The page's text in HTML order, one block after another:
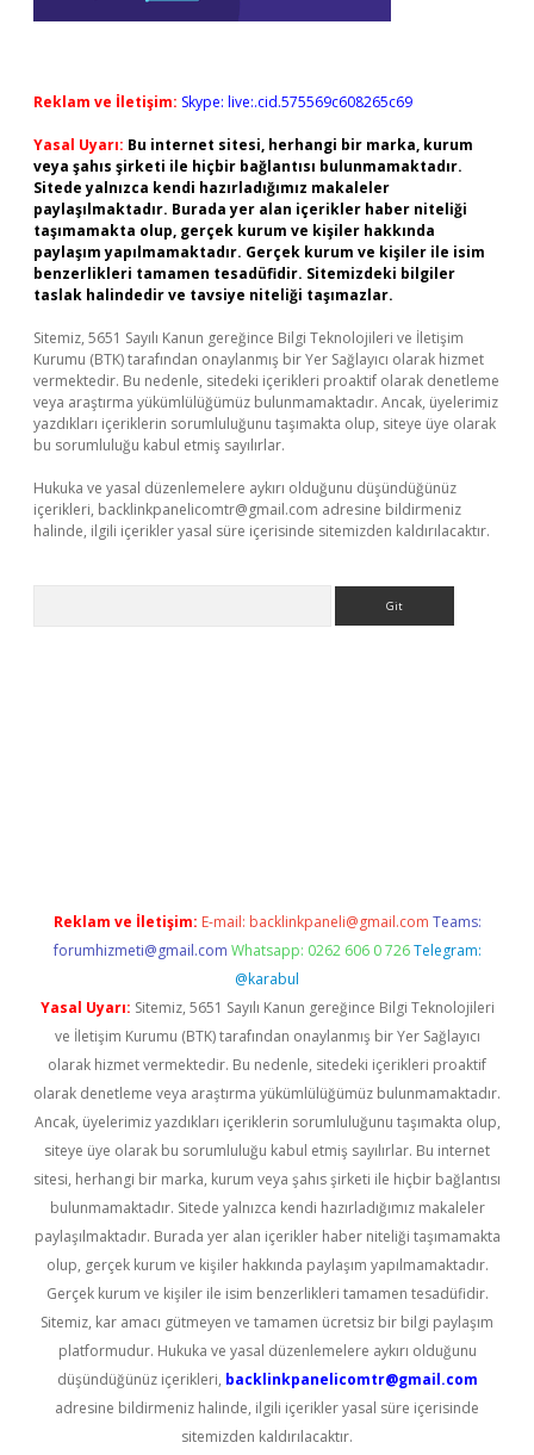
Reklam ve İletişim: Skype: live:.cid.575569c608265c69
Yasal Uyarı: Bu internet sitesi, herhangi bir marka, kurum
veya şahıs şirketi ile hiçbir bağlantısı bulunmamaktadır.
Sitede yalnızca kendi hazırladığımız makaleler
paylaşılmaktadır. Burada yer alan içerikler haber niteliği
taşımamakta olup, gerçek kurum ve kişiler hakkında
paylaşım yapılmamaktadır. Gerçek kurum ve kişiler ile isim
benzerlikleri tamamen tesadüfidir. Sitemizdeki bilgiler
taslak halindedir ve tavsiye niteliği taşımazlar.
Sitemiz, 5651 Sayılı Kanun gereğince Bilgi Teknolojileri ve İletişim
Kurumu (BTK) tarafından onaylanmış bir Yer Sağlayıcı olarak hizmet
vermektedir. Bu nedenle, sitedeki içerikleri proaktif olarak denetleme
veya araştırma yükümlülüğümüz bulunmamaktadır. Ancak, üyelerimiz
yazdıkları içeriklerin sorumluluğunu taşımakta olup, siteye üye olarak
bu sorumluluğu kabul etmiş sayılırlar.
Hukuka ve yasal düzenlemelere aykırı olduğunu düşündüğünüz
içerikleri, backlinkpanelicomtr@gmail.com adresine bildirmeniz
halinde, ilgili içerikler yasal süre içerisinde sitemizden kaldırılacaktır.
Reklam ve İletişim: E-mail: backlinkpaneli@gmail.com Teams:
forumhizmeti@gmail.com Whatsapp: 0262 606 0 726 Telegram:
@karabul
Yasal Uyarı: Sitemiz, 5651 Sayılı Kanun gereğince Bilgi Teknolojileri
ve İletişim Kurumu (BTK) tarafından onaylanmış bir Yer Sağlayıcı
olarak hizmet vermektedir. Bu nedenle, sitedeki içerikleri proaktif
olarak denetleme veya araştırma yükümlülüğümüz bulunmamaktadır.
Ancak, üyelerimiz yazdıkları içeriklerin sorumluluğunu taşımakta olup,
siteye üye olarak bu sorumluluğu kabul etmiş sayılırlar. Bu internet
sitesi, herhangi bir marka, kurum veya şahıs şirketi ile hiçbir bağlantısı
bulunmamaktadır. Sitede yalnızca kendi hazırladığımız makaleler
paylaşılmaktadır. Burada yer alan içerikler haber niteliği taşımamakta
olup, gerçek kurum ve kişiler hakkında paylaşım yapılmamaktadır.
Gerçek kurum ve kişiler ile isim benzerlikleri tamamen tesadüfidir.
Sitemiz, kar amacı gütmeyen ve tamamen ücretsiz bir bilgi paylaşım
platformudur. Hukuka ve yasal düzenlemelere aykırı olduğunu
düşündüğünüz içerikleri, backlinkpanelicomtr@gmail.com
adresine bildirmeniz halinde, ilgili içerikler yasal süre içerisinde
sitemizden kaldırılacaktır.